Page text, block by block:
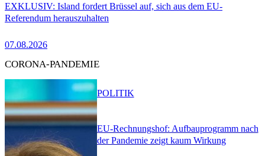
EXKLUSIV: Island fordert Brüssel auf, sich aus dem EU-
Referendum herauszuhalten
07.08.2026
CORONA-PANDEMIE
EU-Rechnungshof: Aufbauprogramm nach
der Pandemie zeigt kaum Wirkung
POLITIK